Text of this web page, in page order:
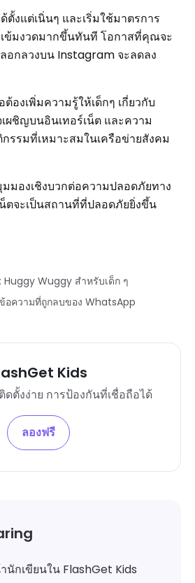
งแต่เนิ่นๆ และเริ่มใช้มาตรการ
ข้มงวดมากขึ้นทันที โอกาสที่คุณจะ
อกลวงบน Instagram จะลดลง
องเพิ่มความรู้ให้เด็กๆ เกี่ยวกับ
ผชิญบนอินเทอร์เน็ต และความ
รรมที่เหมาะสมในเครือข่ายสังคม
มมองเชิงบวกต่อความปลอดภัยทาง
ตจะเป็นสถานที่ที่ปลอดภัยยิ่งขึ้น
Huggy Wuggy สำหรับเด็ก ๆ
อความที่ถูกลบของ WhatsApp
Kids
ตั้งง่าย การป้องกันที่เชื่อถือได้
ลองฟรี
กเขียนใน FlashGet Kids